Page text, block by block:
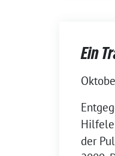
Ein
der